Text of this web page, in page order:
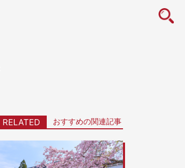
icon
RELATED おすすめの関連記事